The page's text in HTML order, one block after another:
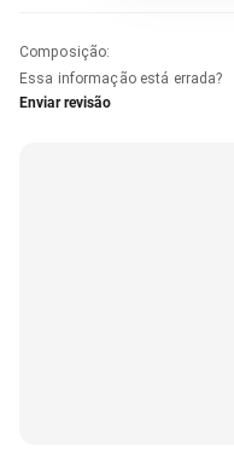
Composição:
Essa informação está errada?
Enviar revisão